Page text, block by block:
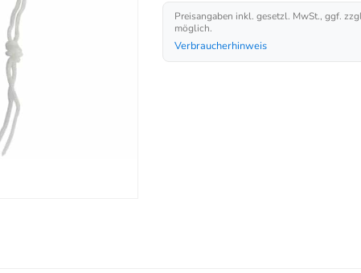
Preisangaben inkl. gesetzl. MwSt., ggf.
möglich.
Verbraucherhinweis